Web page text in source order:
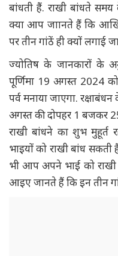
बांधती हैं. राखी बांधते
क्या आप जाानते हैं कि
पर तीन गांठें ही क्यों लगाई
ज्योतिष के जानकारों के
पूर्णिमा 19 अगस्त 2024
पर्व मनाया जाएगा.
अगस्त की दोपहर 1 बजकर
राखी बांधने का शुभ
भाइयों को राखी बांध
भी आप अपने भाई को राखी
आइए जानते हैं कि इन तीन